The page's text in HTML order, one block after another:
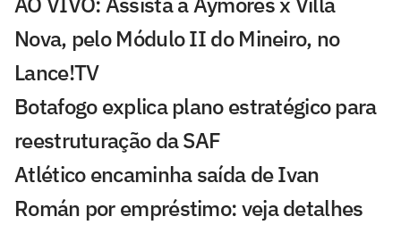
Nova, pelo Módulo II do Mineiro, no
Lance!TV
Botafogo explica plano estratégico para
reestruturação da SAF
Atlético encaminha saída de Ivan
Román por empréstimo: veja detalhes